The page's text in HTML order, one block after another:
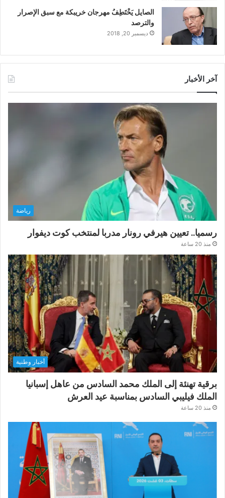
الصايل يَخْتَطِفُ مهرجان خريبكة مع سبق الإصرار
والترصد
ديسمبر 20, 2018
آخر الأخبار
رياضة
رسميا.. تعيين هيرفي رونار مدربا لمنتخب كوت ديفوار
منذ 20 ساعة
أخبار وطنية
برقية تهنئة إلى الملك محمد السادس من عاهل إسبانيا
الملك فيليبي السادس بمناسبة عيد العرش
منذ 20 ساعة